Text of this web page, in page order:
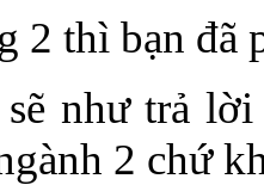
2 thì bạn đã
như trả
2 chứ